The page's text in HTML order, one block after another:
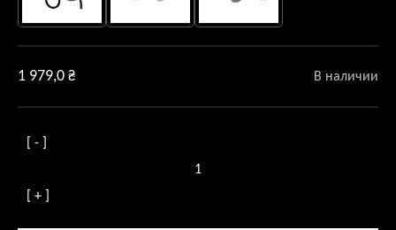
1 979,0 ₴ В наличии
[ - ]
товара
Люстра
[ + ]